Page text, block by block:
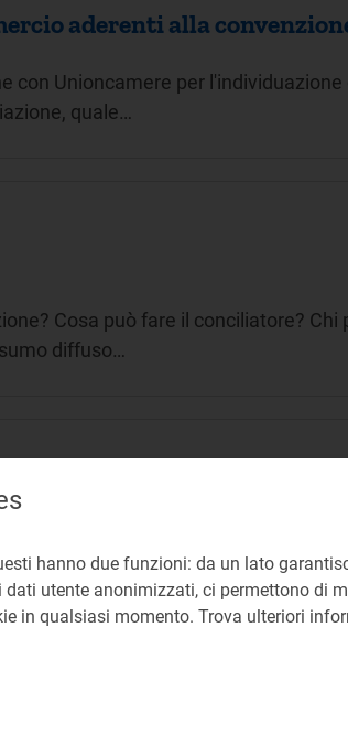
aderenti alla
con Unioncamere per
quale…
Cosa può fare il conciliatore?
diffuso…
ADR? Quali sono i requisiti
essere…
hanno due funzioni: da un lato
utente anonimizzati, ci permettono di
in qualsiasi momento. Trova ulteriori